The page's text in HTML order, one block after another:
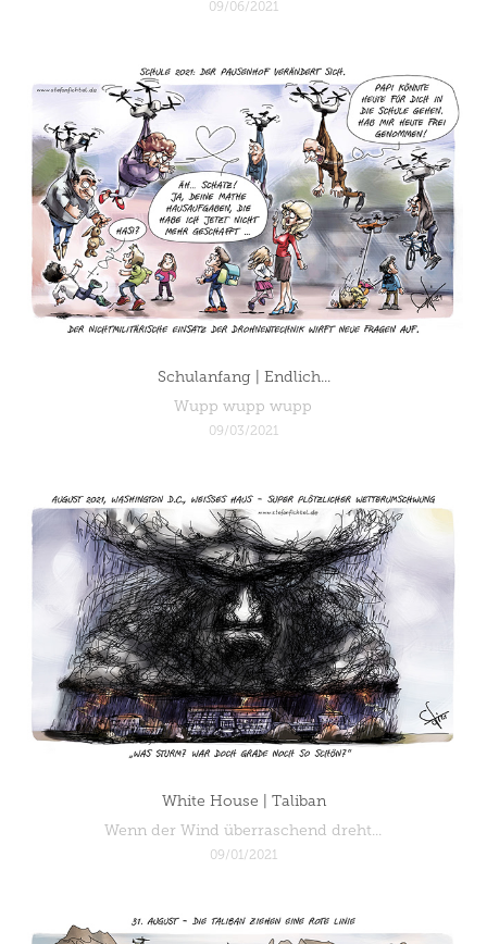
09/06/2021
Schulanfang | Endlich...
Wupp wupp wupp
09/03/2021
White House | Taliban
Wenn der Wind überraschend dreht...
09/01/2021